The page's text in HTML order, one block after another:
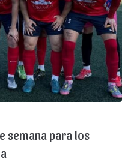
semana para los